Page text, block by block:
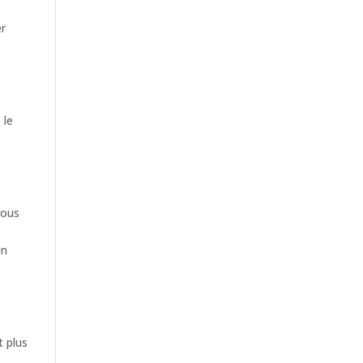
le
plus